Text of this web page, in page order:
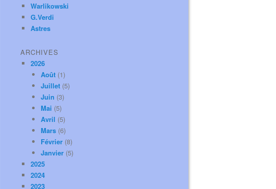
Warlikowski
G.Verdi
Astres
ARCHIVES
2026
Août (1)
Juillet (5)
Juin (3)
Mai (5)
Avril (5)
Mars (6)
Février (8)
Janvier (5)
2025
2024
2023